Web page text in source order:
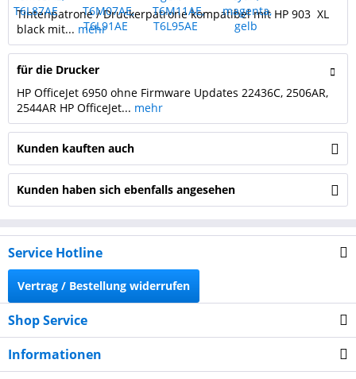
Tintenpatrone / Druckerpatrone kompatibel mit HP 903 XL
black mit... mehr
für die Drucker
HP OfficeJet 6950 ohne Firmware Updates 22436C, 2506AR,
2544AR HP OfficeJet... mehr
Kunden kauften auch
Kunden haben sich ebenfalls angesehen
Service Hotline
Vertrag / Bestellung widerrufen
Shop Service
Informationen